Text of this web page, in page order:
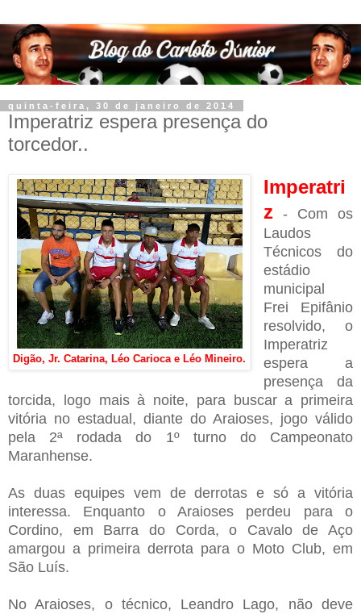
quinta-feira, 30 de janeiro de 2014
Imperatriz espera presença do
torcedor..
Digão, Jr. Catarina, Léo Carioca e Léo Mineiro.
Imperatri
z- Com os
Laudos
Técnicos do
estádio
municipal
Frei Epifânio
resolvido, o
Imperatriz
espera a
presença da
torcida, logo mais à noite, para buscar a primeira
vitória no estadual, diante do Araioses, jogo válido
pela 2ª rodada do 1º turno do Campeonato
Maranhense.
As duas equipes vem de derrotas e só a vitória
interessa. Enquanto o Araioses perdeu para o
Cordino, em Barra do Corda, o Cavalo de Aço
amargou a primeira derrota para o Moto Club, em
São Luís.
No Araioses, o técnico, Leandro Lago, não deve